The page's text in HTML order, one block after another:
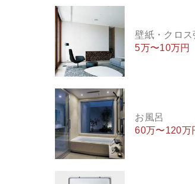
壁紙・クロス
5万〜10万円
お風呂
60万〜120万